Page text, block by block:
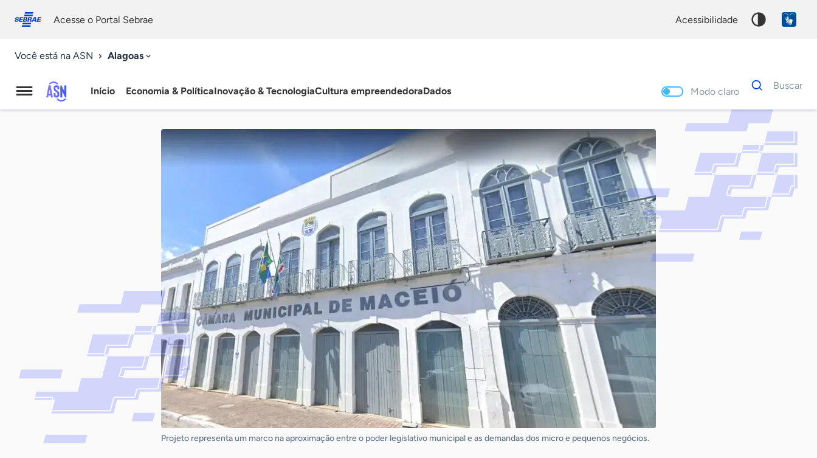
conosco
Acesse o Portal Sebrae acessibilidade
Você está na ASN Alagoas
Agência
Início Economia & PolíticaInovação & TecnologiaCultura empreendedoraDados Modo claro
Dados
para
Buscar
Palavra
chave
Projeto representa um marco na aproximação entre o poder legislativo municipal e as demandas dos micro e pequenos negócios.